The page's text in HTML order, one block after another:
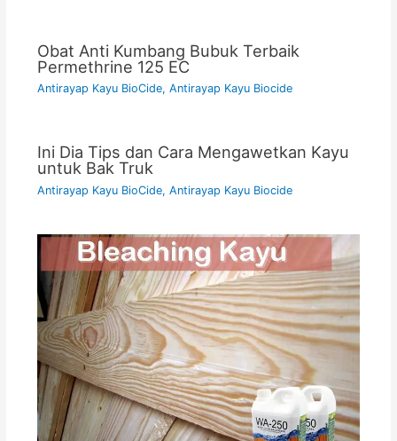
Obat Anti Kumbang Bubuk Terbaik
Permethrine 125 EC
Antirayap Kayu BioCide, Antirayap Kayu Biocide
Ini Dia Tips dan Cara Mengawetkan Kayu
untuk Bak Truk
Antirayap Kayu BioCide, Antirayap Kayu Biocide